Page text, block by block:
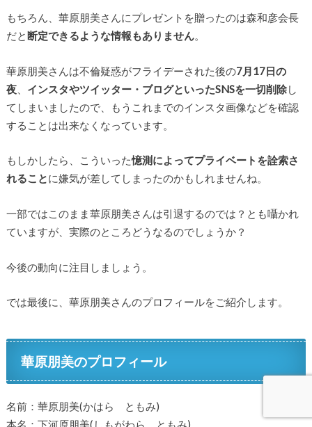
もちろん、華原朋美さんにプレゼントを贈ったのは森和彦会長
だと断定できるような情報もありません。
華原朋美さんは不倫疑惑がフライデーされた後の7月17日の
夜、 インスタやツイッター・ブログといったSNSを一切削除し
てしまいましたので、もうこれまでのインスタ画像などを確認
することは出来なくなっています。
もしかしたら、こういった憶測によってプライベートを詮索さ
れることに嫌気が差してしまったのかもしれませんね。
一部ではこのまま華原朋美さんは引退するのでは？とも囁かれ
ていますが、実際のところどうなるのでしょうか？
今後の動向に注目しましょう。
では最後に、華原朋美さんのプロフィールをご紹介します。
華原朋美のプロフィール
名前：華原朋美(かはら ともみ)
本名：下河原朋美(しもがわら ともみ)